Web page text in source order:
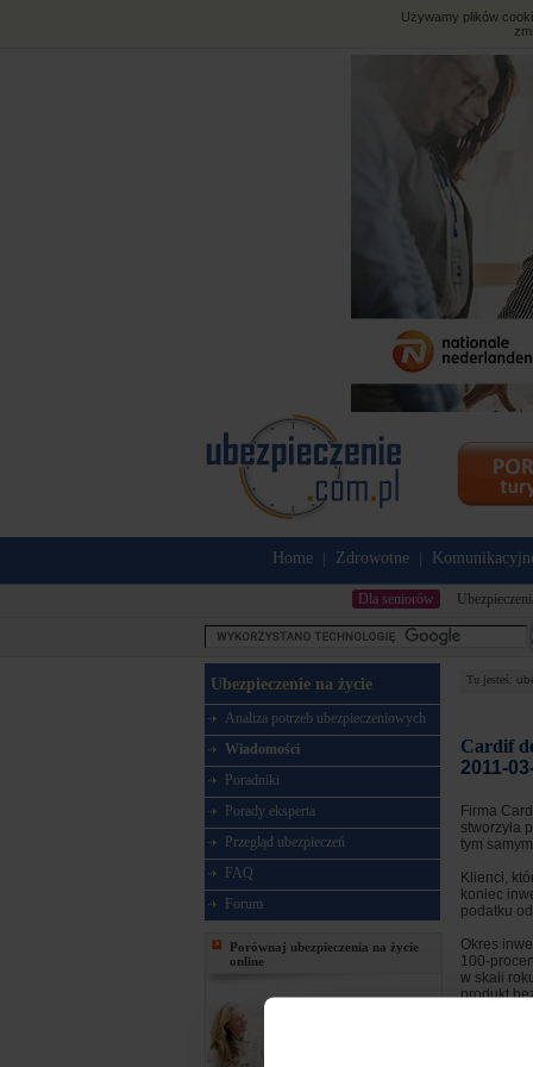
Używamy plików
Home Zdrowotne
Dla seniorów
Ubezpieczenie na życie
Analiza potrzeb ubezpieczeniowych
Wiadomości
Poradniki
Porady eksperta
Przegląd ubezpieczeń
FAQ
Forum
Porównaj ubezpieczenia na życie
online
Tu jesteś:
Cardif
2011-
Firma
stworzyła
tym
Klienci,
koniec
podatku
Okres
100-
w skali
produkt